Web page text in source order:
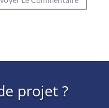
projet ?